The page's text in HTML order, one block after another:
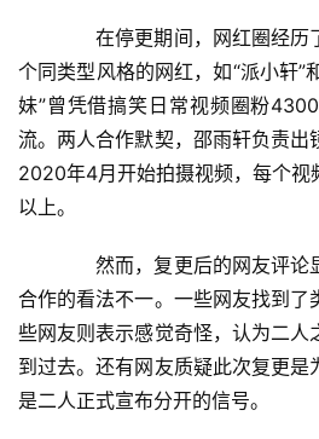
在停更期间，网红圈经历
个同类型风格的网红，如“派小轩”
妹”曾凭借搞笑日常视频圈粉
流。两人合作默契，邵雨轩负责出
2020年4月开始拍摄视频，每个视
以上。
然而，复更后的网友评论
合作的看法不一。一些网友找到了
些网友则表示感觉奇怪，认为二人
到过去。还有网友质疑此次复更是
是二人正式宣布分开的信号。